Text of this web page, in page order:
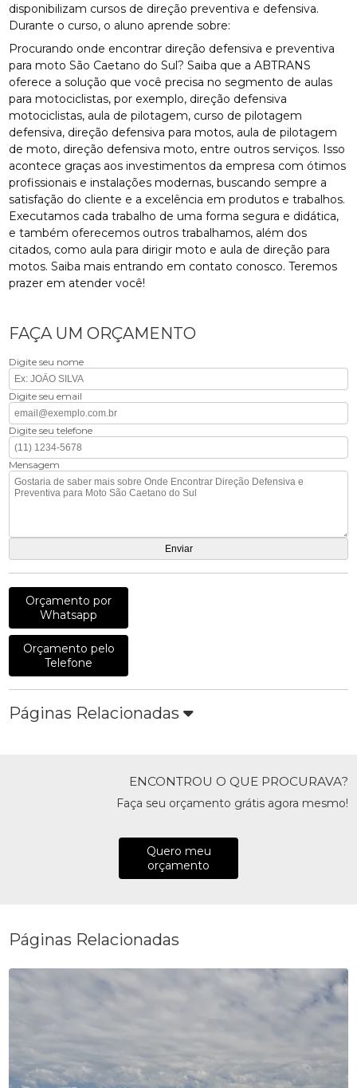
disponibilizam cursos de direção preventiva e defensiva.
Durante o curso, o aluno aprende sobre:
Procurando onde encontrar direção defensiva e preventiva
para moto São Caetano do Sul? Saiba que a ABTRANS
oferece a solução que você precisa no segmento de aulas
para motociclistas, por exemplo, direção defensiva
motociclistas, aula de pilotagem, curso de pilotagem
defensiva, direção defensiva para motos, aula de pilotagem
de moto, direção defensiva moto, entre outros serviços. Isso
acontece graças aos investimentos da empresa com ótimos
profissionais e instalações modernas, buscando sempre a
satisfação do cliente e a excelência em produtos e trabalhos.
Executamos cada trabalho de uma forma segura e didática,
e também oferecemos outros trabalhamos, além dos
citados, como aula para dirigir moto e aula de direção para
motos. Saiba mais entrando em contato conosco. Teremos
prazer em atender você!
FAÇA UM ORÇAMENTO
Digite seu nome
Digite seu email
Digite seu telefone
Mensagem
Orçamento por
Whatsapp
Orçamento pelo
Telefone
Páginas Relacionadas
ENCONTROU O QUE PROCURAVA?
Faça seu orçamento grátis agora mesmo!
Quero meu
orçamento
Páginas Relacionadas